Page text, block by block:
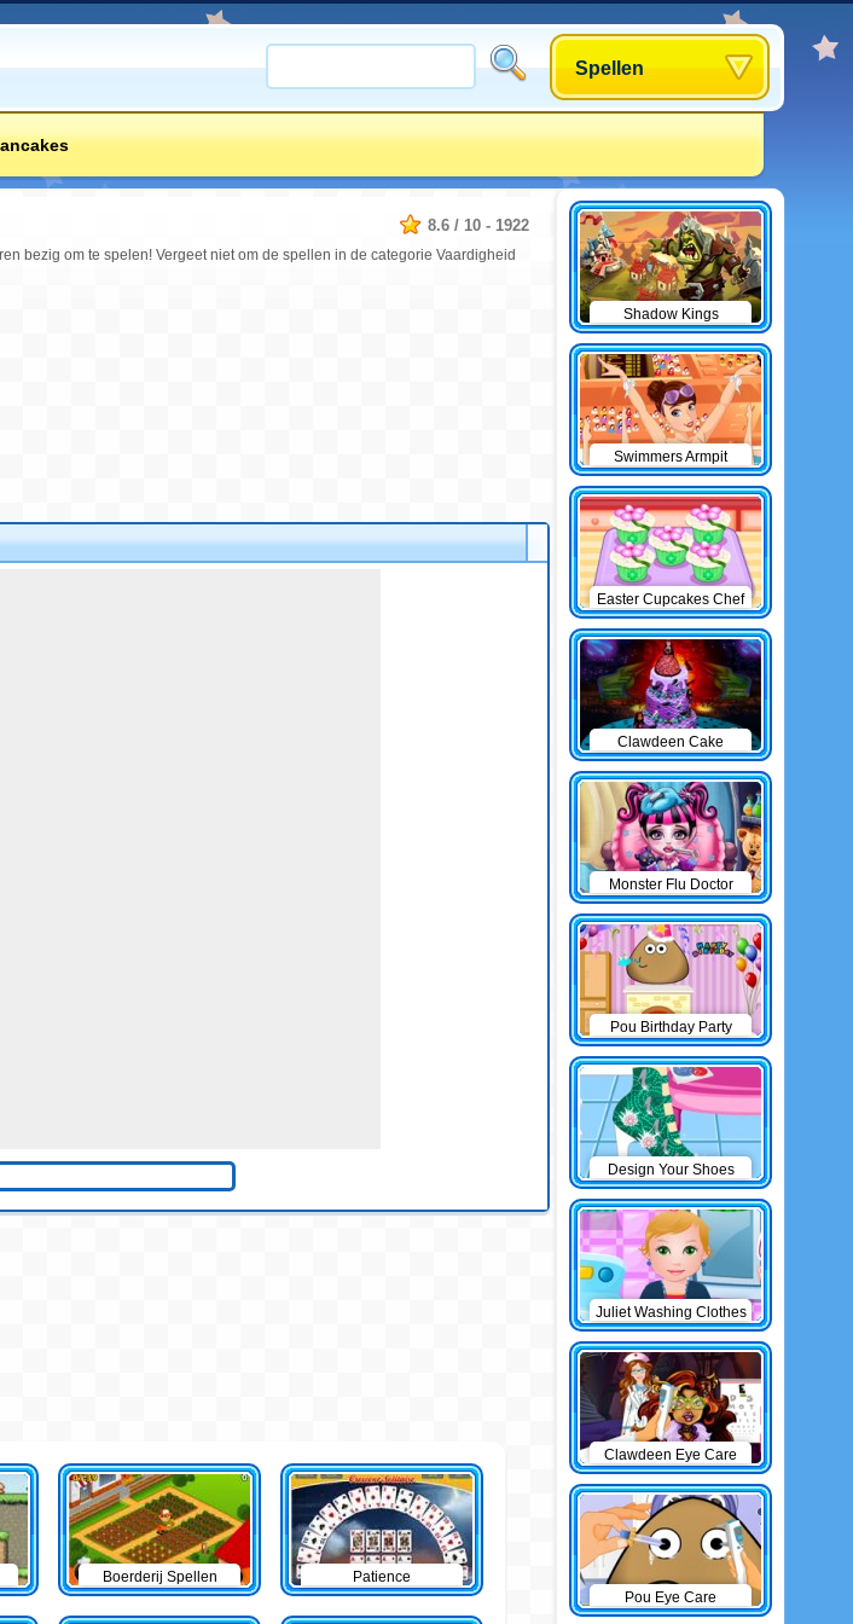
Spellen
8.6 / 10 - 1922
bezig om te spelen! Vergeet niet om de spellen in de categorie Vaardigheid
Boerderij Spellen Patience
Shadow Kings
Swimmers Armpit
Easter Cupcakes Chef
Clawdeen Cake
Monster Flu Doctor
Pou Birthday Party
Design Your Shoes
Juliet Washing Clothes
Clawdeen Eye Care
Pou Eye Care